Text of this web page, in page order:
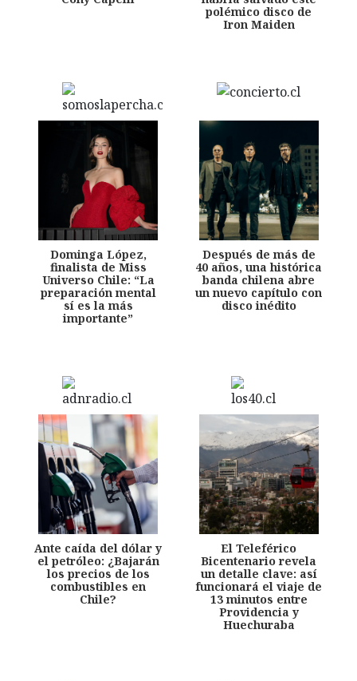
polémico disco de
Iron Maiden
Dominga López,
finalista de Miss
Universo Chile: “La
preparación mental
sí es la más
importante”
Después de más de
40 años, una histórica
banda chilena abre
un nuevo capítulo con
disco inédito
Ante caída del dólar y
el petróleo: ¿Bajarán
los precios de los
combustibles en
Chile?
El Teleférico
Bicentenario revela
un detalle clave: así
funcionará el viaje de
13 minutos entre
Providencia y
Huechuraba